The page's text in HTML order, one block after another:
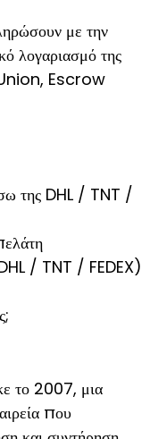
με την
λογαριασμό της
Escrow
της DHL / TNT /
/ TNT / FEDEX)
το 2007, μια
που